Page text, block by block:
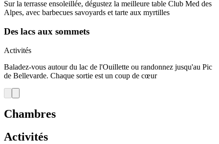
Sur la terrasse ensoleillée, dégustez la meilleure table Club Med des
Alpes, avec barbecues savoyards et tarte aux myrtilles
Des lacs aux sommets
Activités
Baladez-vous autour du lac de l'Ouillette ou randonnez jusqu'au Pic
de Bellevarde. Chaque sortie est un coup de cœur
Chambres
Activités